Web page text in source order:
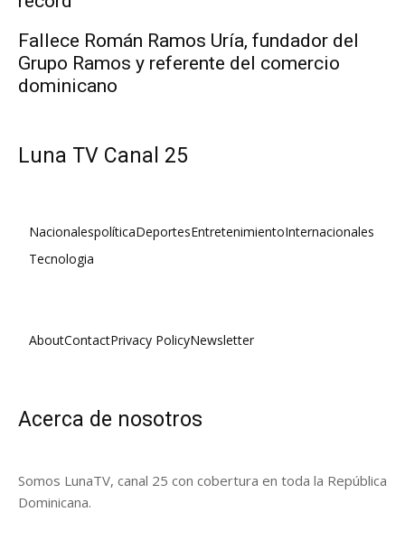
Fallece Román Ramos Uría, fundador del
Grupo Ramos y referente del comercio
dominicano
Luna TV Canal 25
NacionalespolíticaDeportesEntretenimientoInternacionales
Tecnologia
AboutContactPrivacy PolicyNewsletter
Acerca de nosotros
Somos LunaTV, canal 25 con cobertura en toda la República
Dominicana.